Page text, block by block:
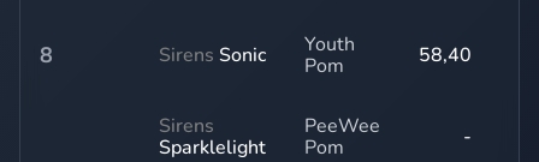
8 Sirens Sonic
Youth
Pom
58,40
Sirens
Sparklelight
PeeWee
Pom
-